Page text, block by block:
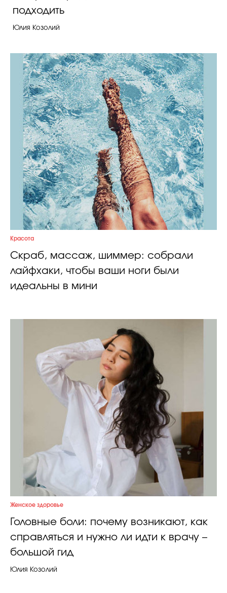
Фотоальбом
Интервью со звездой
Beauty- битвы
Тесты
Викторины
подходить
Юлия Козолий
Красота
Скраб, массаж, шиммер: собрали
лайфхаки, чтобы ваши ноги были
идеальны в мини
Женское здоровье
Головные боли: почему возникают, как
справляться и нужно ли идти к врачу –
большой гид
Юлия Козолий